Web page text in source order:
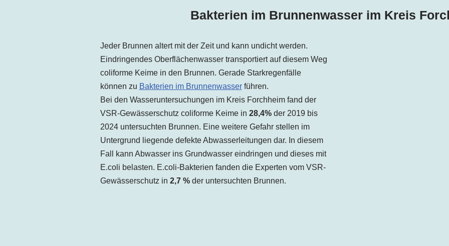
Bakterien im Brunnenwasser im Kreis
Jeder Brunnen altert mit der Zeit und kann undicht werden.
Eindringendes Oberflächenwasser transportiert auf diesem Weg
coliforme Keime in den Brunnen. Gerade Starkregenfälle
können zu Bakterien im Brunnenwasserführen.
Bei den Wasseruntersuchungen im Kreis Forchheim fand der
VSR-Gewässerschutz coliforme Keime in 28,4%der 2019 bis
2024 untersuchten Brunnen. Eine weitere Gefahr stellen im
Untergrund liegende defekte Abwasserleitungen dar. In diesem
Fall kann Abwasser ins Grundwasser eindringen und dieses mit
E.coli belasten. E.coli-Bakterien fanden die Experten vom VSR-
Gewässerschutz in 2,7 %der untersuchten Brunnen.